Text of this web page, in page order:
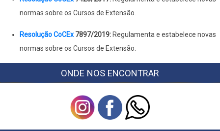
normas sobre os Cursos de Extensão.
Resolução CoCEx7897/2019: Regulamenta e estabelece novas
normas sobre os Cursos de Extensão.
ONDE NOS ENCONTRAR